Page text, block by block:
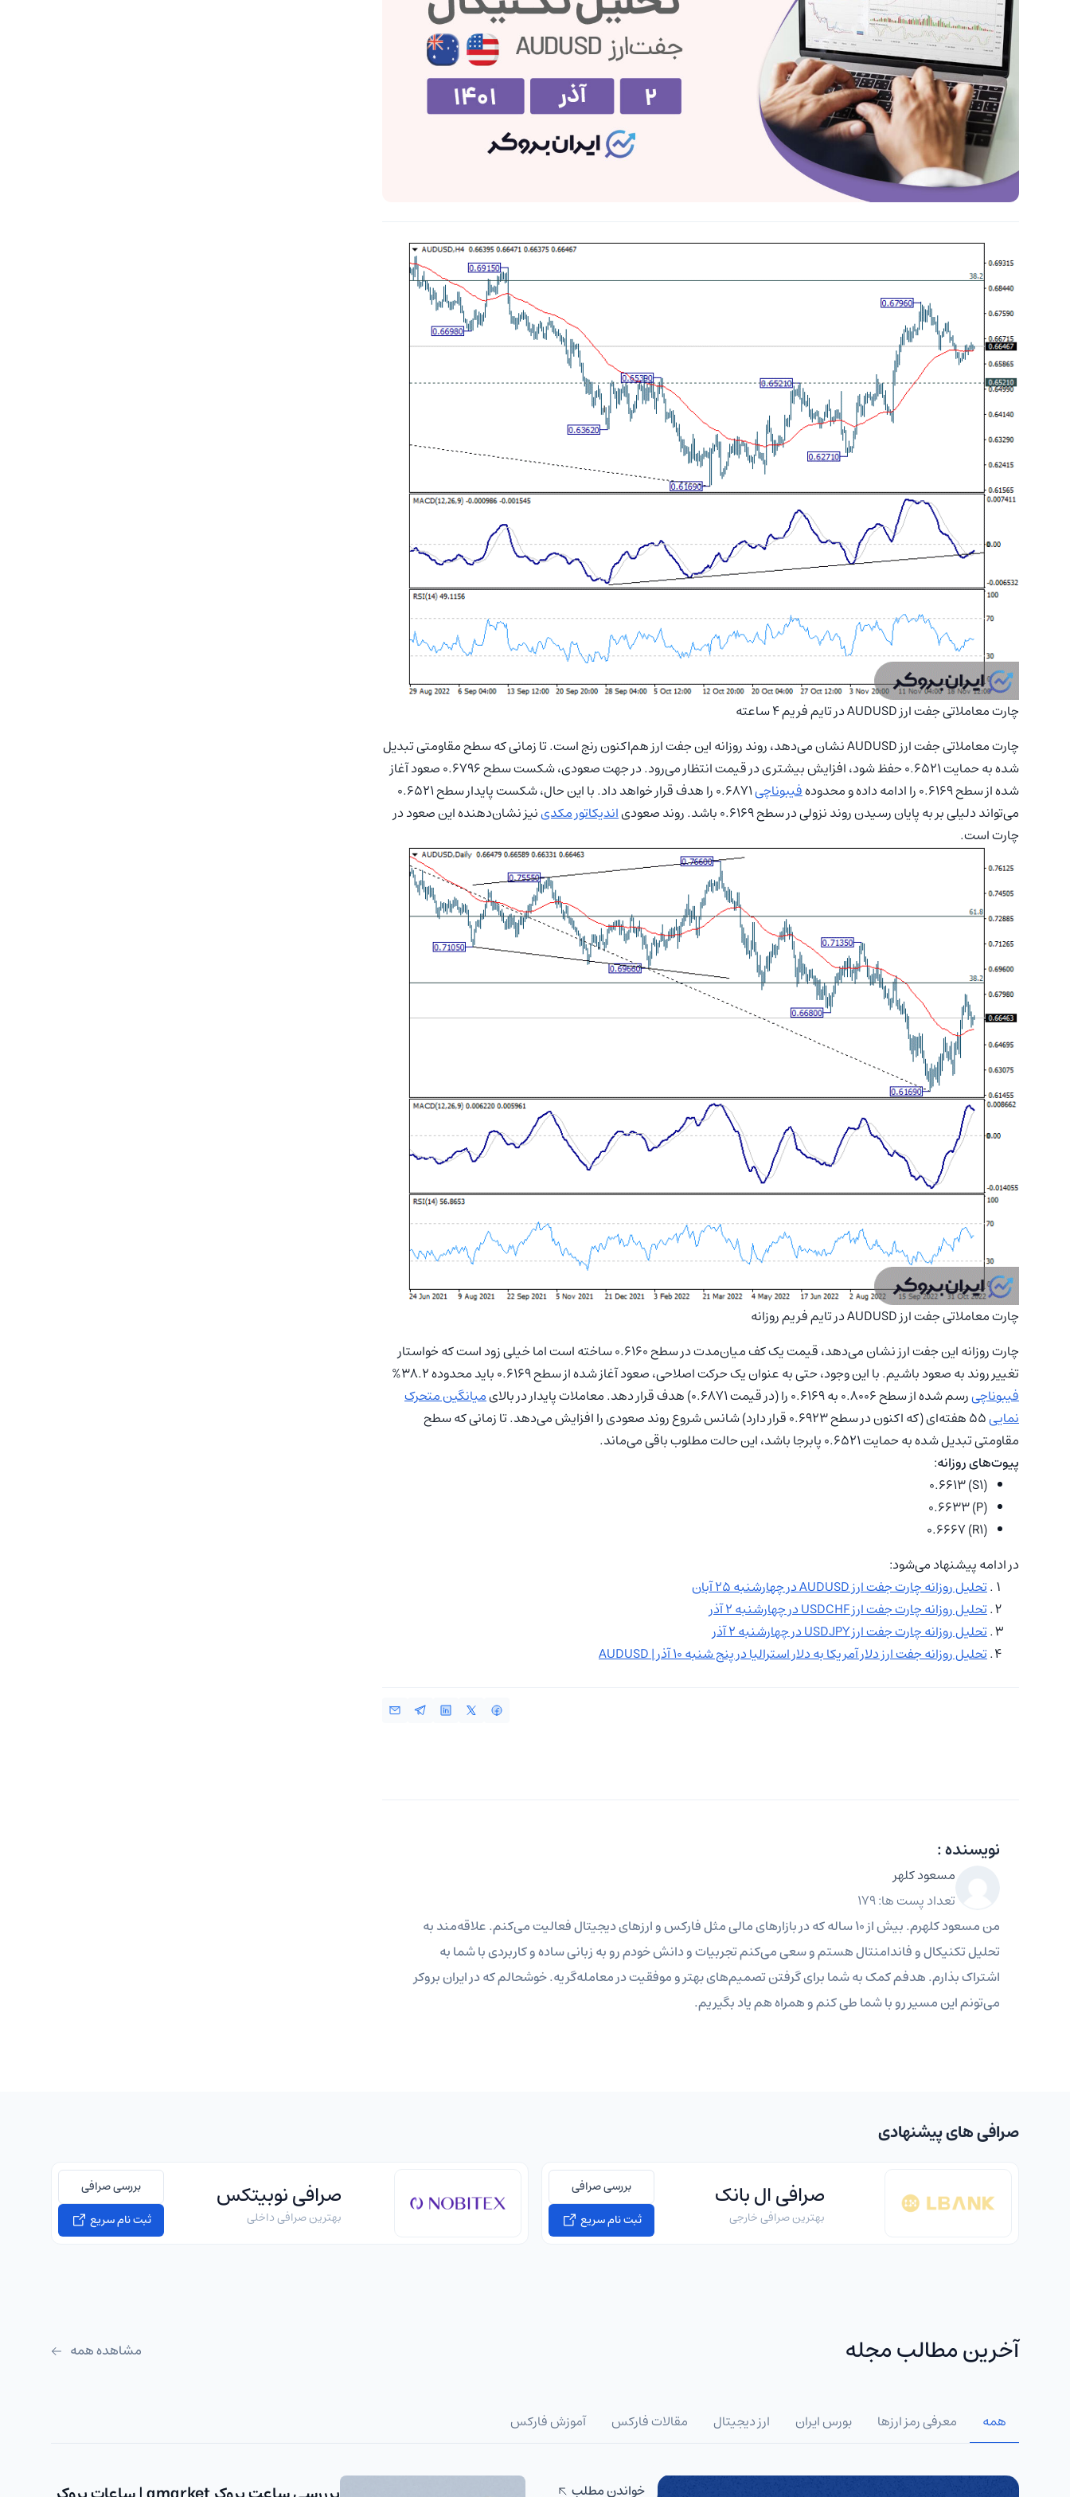
چارت معاملاتی جفت ارزAUDUSDدر تایم فریم ۴ ساعته
چارت معاملاتی جفت ارز AUDUSD نشان می‌دهد، روند روزانه این جفت ارز هم‌اکنون رنج است. تا زمانی که سطح مقاومتی تبدیل
شده به حمایت 0.6521 حفظ شود، افزایش بیشتری در قیمت انتظار می‌رود. در جهت صعودی، شکست سطح 0.6796 صعود آغاز
شده از سطح 0.6169 را ادامه داده و محدوده
فیبوناچی
0.6871 را هدف قرار خواهد داد. با این حال، شکست پایدار سطح 0.6521
می‌تواند دلیلی بر به پایان رسیدن روند نزولی در سطح 0.6169 باشد. روند صعودی
اندیکاتورمکدینیز نشان‌دهنده این صعود در
چارت است.
چارت معاملاتی جفت ارز AUDUSD در تایم فریم روزانه
چارت روزانه این جفت ارز نشان می‌دهد، قیمت یک کف میان‌مدت در سطح 0.6160 ساخته است اما خیلی زود است که خواستار
تغییر روند به صعود باشیم. با این وجود، حتی به عنوان یک حرکت اصلاحی، صعود آغاز شده از سطح 0.6169 باید محدوده 38.2%
فیبوناچیرسم شده از سطح 0.8006 به 0.6169 را (در قیمت 0.6871) هدف قرار دهد. معاملات پایدار در بالای
میانگین متحرک
نمایی
55 هفته‌ای (که اکنون در سطح 0.6923 قرار دارد) شانس شروع روند صعودی را افزایش می‌دهد. تا زمانی که سطح
مقاومتی تبدیل شده به حمایت 0.6521 پابرجا باشد، این حالت مطلوب باقی می‌ماند.
پیوت‌های روزانه:
(S1) 0.6613
(P) 0.6633
(R1) 0.6667
در ادامه پیشنهاد می‌شود:
تحلیل روزانه چارت جفت ارز AUDUSD در چهارشنبه ۲۵ آبان
تحلیل روزانه چارت جفت ارز USDCHF در چهارشنبه ۲ آذر
تحلیل روزانه چارت جفت ارز USDJPY در چهارشنبه ۲ آذر
تحلیل روزانه جفت ارز دلار آمریکا به دلار استرالیا در پنج شنبه ۱۰ آذر | AUDUSD
نویسنده :
مسعود کلهر
تعداد پست ها: 179
من مسعود کلهرم. بیش از ۱۰ ساله که در بازارهای مالی مثل فارکس و ارزهای دیجیتال فعالیت می‌کنم. علاقه‌مند به
تحلیل تکنیکال و فاندامنتال هستم و سعی می‌کنم تجربیات و دانش خودم رو به زبانی ساده و کاربردی با شما به
اشتراک بذارم. هدفم کمک به شما برای گرفتن تصمیم‌های بهتر و موفقیت در معامله‌گریه. خوشحالم که در ایران بروکر
می‌تونم این مسیر رو با شما طی کنم و همراه هم یاد بگیریم.
صرافی های پیشنهادی
صرافی ال بانک
بهترین صرافی خارجی
بررسی صرافی
ثبت نام سریع
صرافی نوبیتکس
بهترین صرافی داخلی
بررسی صرافی
ثبت نام سریع
آخرین مطالب مجله مشاهده همه
همه معرفی رمز ارزها بورس ایران ارز دیجیتال مقالات فارکس آموزش فارکس
خواندن مطلب